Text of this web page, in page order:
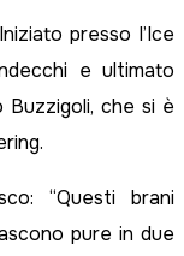
presso l’Ice
e ultimato
Buzzigoli, che si è
“Questi brani
pure in due